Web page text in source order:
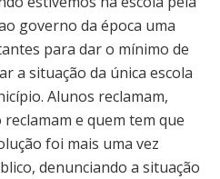
governo da época uma
para dar o mínimo de
a situação da única escola
Alunos reclamam,
e quem tem que
foi mais uma vez
denunciando a situação